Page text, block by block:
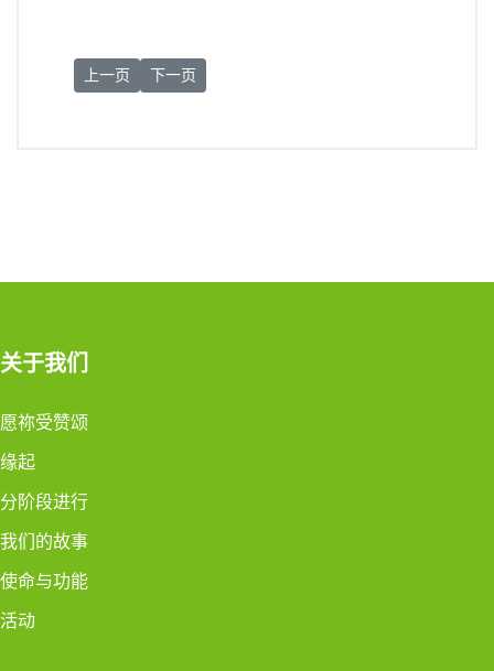
上一篇文章: 圣座参与COP29：冷漠是不义的帮凶
上一页 下一篇文章: 英国查尔斯国王对台湾说这5个字震撼
下一页
关于我们
愿祢受赞颂
缘起
分阶段进行
我们的故事
使命与功能
活动